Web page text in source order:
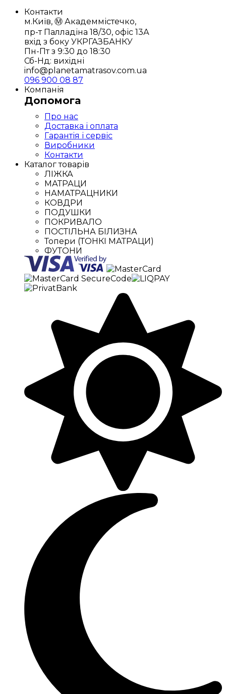
Контакти
м.Київ, Ⓜ️ Академмістечко,
пр-т Палладіна 18/30, офіс 13А
вхід з боку УКРГАЗБАНКУ
Пн-Пт з 9:30 до 18:30
Сб-Нд: вихідні
info@planetamatrasov.com.ua
096 900 08 87
Компанія
Допомога
Про нас
Доставка і оплата
Гарантія і сервіс
Виробники
Контакти
Каталог товарів
ЛІЖКА
МАТРАЦИ
НАМАТРАЦНИКИ
КОВДРИ
ПОДУШКИ
ПОКРИВАЛО
ПОСТІЛЬНА БІЛИЗНА
Топери (ТОНКІ МАТРАЦИ)
ФУТОНИ